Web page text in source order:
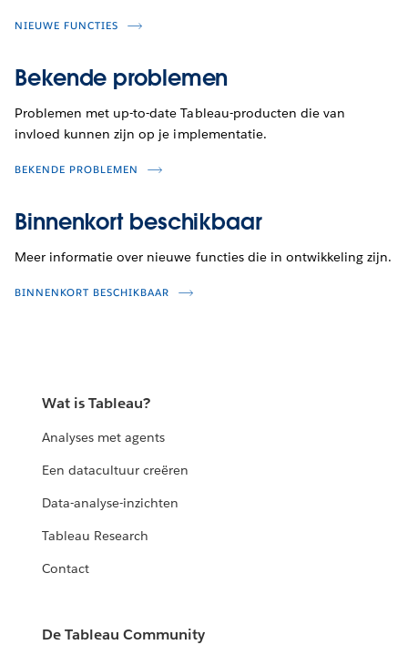
NIEUWE FUNCTIES
Bekende problemen
Problemen met up-to-date Tableau-producten die van
invloed kunnen zijn op je implementatie.
BEKENDE PROBLEMEN
Binnenkort beschikbaar
Meer informatie over nieuwe functies die in ontwikkeling zijn.
BINNENKORT BESCHIKBAAR
Wat is Tableau?
Analyses met agents
Een datacultuur creëren
Data-analyse-inzichten
Tableau Research
Contact
De Tableau Community